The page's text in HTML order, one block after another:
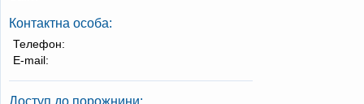
Контактна особа:
Телефон:
E-mail:
Доступ до порожнини: